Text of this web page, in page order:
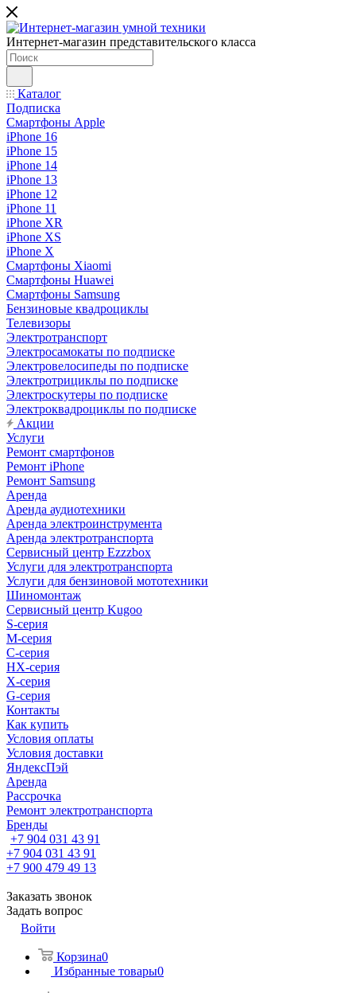
Интернет-магазин представительского класса
Каталог
Подписка
Смартфоны Apple
iPhone 16
iPhone 15
iPhone 14
iPhone 13
iPhone 12
iPhone 11
iPhone XR
iPhone XS
iPhone X
Смартфоны Xiaomi
Смартфоны Huawei
Смартфоны Samsung
Бензиновые квадроциклы
Телевизоры
Электротранспорт
Электросамокаты по подписке
Электровелосипеды по подписке
Электротрициклы по подписке
Электроскутеры по подписке
Электроквадроциклы по подписке
Акции
Услуги
Ремонт смартфонов
Ремонт iPhone
Ремонт Samsung
Аренда
Аренда аудиотехники
Аренда электроинструмента
Аренда электротранспорта
Сервисный центр Ezzzbox
Услуги для электротранспорта
Услуги для бензиновой мототехники
Шиномонтаж
Сервисный центр Kugoo
S-cерия
M-серия
С-серия
HX-серия
X-серия
G-серия
Контакты
Как купить
Условия оплаты
Условия доставки
ЯндексПэй
Аренда
Рассрочка
Ремонт электротранспорта
Бренды
+7 904 031 43 91
+7 904 031 43 91
+7 900 479 49 13
Заказать звонок
Задать вопрос
Войти
Корзина0
Избранные товары0